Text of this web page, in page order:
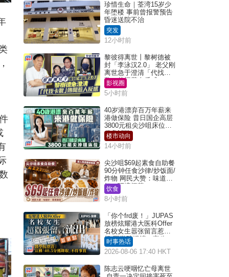
珍惜生命｜荃湾15岁少
年堕楼 事前曾报警预告
昏迷送院不治
突发
12小时前
黎彼得离世丨黎树德被
封「李泳汉2.0」 老父刚
离世急于澄清「代找卡
数」传闻惹人反感
影视圈
5小时前
40岁港漂弃百万年薪来
港做保险 昔日国企高层
3800元租尖沙咀床位｜
租盘Million
楼市动向
14小时前
尖沙咀$69起素食自助餐
90分钟任食沙律/炒饭面/
炸物 网民大赞：味道
好，环境阔落
饮食
8小时前
「你个frd废！」JUPAS
放榜炫耀港大医科Offer
名校女生嚣张留言惹众
怒 医学院澄清：宣称
「40.5分获录取」不符事
实｜Juicy叮
时事热话
2026-08-06 17:40 HKT
陈志云哽咽忆亡母离世